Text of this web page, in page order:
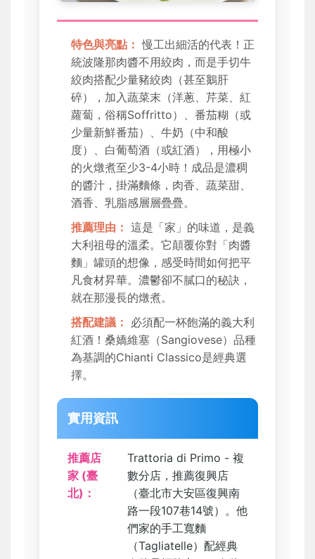
特色與亮點： 慢工出細活的代表！正
統波隆那肉醬不用絞肉，而是手切牛
絞肉搭配少量豬絞肉（甚至鵝肝
碎），加入蔬菜末（洋蔥、芹菜、紅
蘿蔔，俗稱Soffritto）、番茄糊（或
少量新鮮番茄）、牛奶（中和酸
度）、白葡萄酒（或紅酒），用極小
的火燉煮至少3-4小時！成品是濃稠
的醬汁，掛滿麵條，肉香、蔬菜甜、
酒香、乳脂感層層疊疊。
推薦理由： 這是「家」的味道，是義
大利祖母的溫柔。它顛覆你對「肉醬
麵」罐頭的想像，感受時間如何把平
凡食材昇華。濃鬱卻不膩口的秘訣，
就在那漫長的燉煮。
搭配建議： 必須配一杯飽滿的義大利
紅酒！桑嬌維塞（Sangiovese）品種
為基調的Chianti Classico是經典選
擇。
實用資訊
推薦店
家 (臺
北)：
Trattoria di Primo - 複
數分店，推薦復興店
（臺北市大安區復興南
路一段107巷14號）。他
們家的手工寬麵
（Tagliatelle）配經典